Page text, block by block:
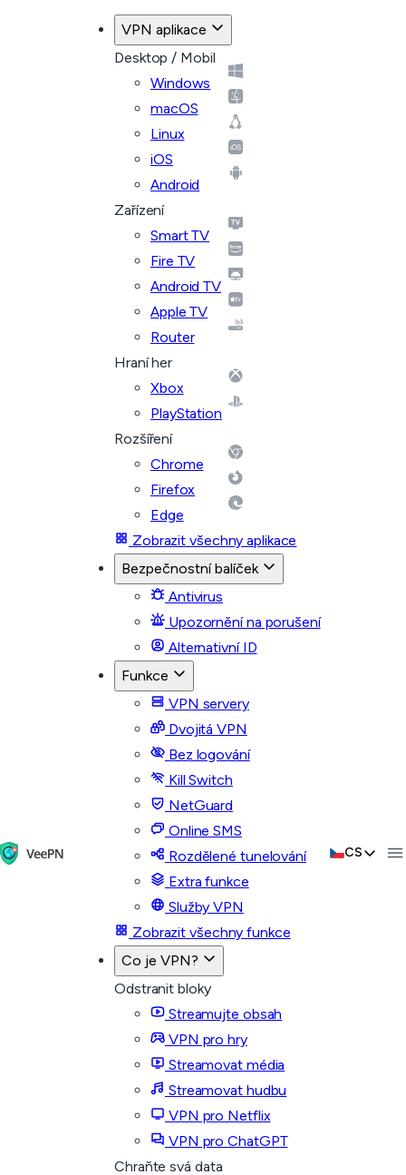
VPN aplikace
Desktop / Mobil
Windows
macOS
Linux
iOS
Android
Zařízení
Smart TV
Fire TV
Android TV
Apple TV
Router
Hraní her
Xbox
PlayStation
Rozšíření
Chrome
Firefox
Edge
Zobrazit všechny aplikace
Bezpečnostní balíček
Antivirus
Upozornění na porušení
Alternativní ID
Funkce
VPN servery
Dvojitá VPN
Bez logování
Kill Switch
NetGuard
Online SMS
Rozdělené tunelování
Extra funkce
Služby VPN
Zobrazit všechny funkce
Co je VPN?
Odstranit bloky
Streamujte obsah
VPN pro hry
Streamovat média
Streamovat hudbu
VPN pro Netflix
VPN pro ChatGPT
Chraňte svá data
CS